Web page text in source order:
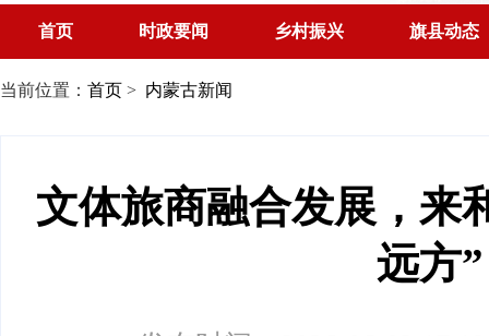
首页 时政要闻 乡村振兴 旗县动态
当前位置： 首页 > 内蒙古新闻
文体旅商融合发展，来
远方”